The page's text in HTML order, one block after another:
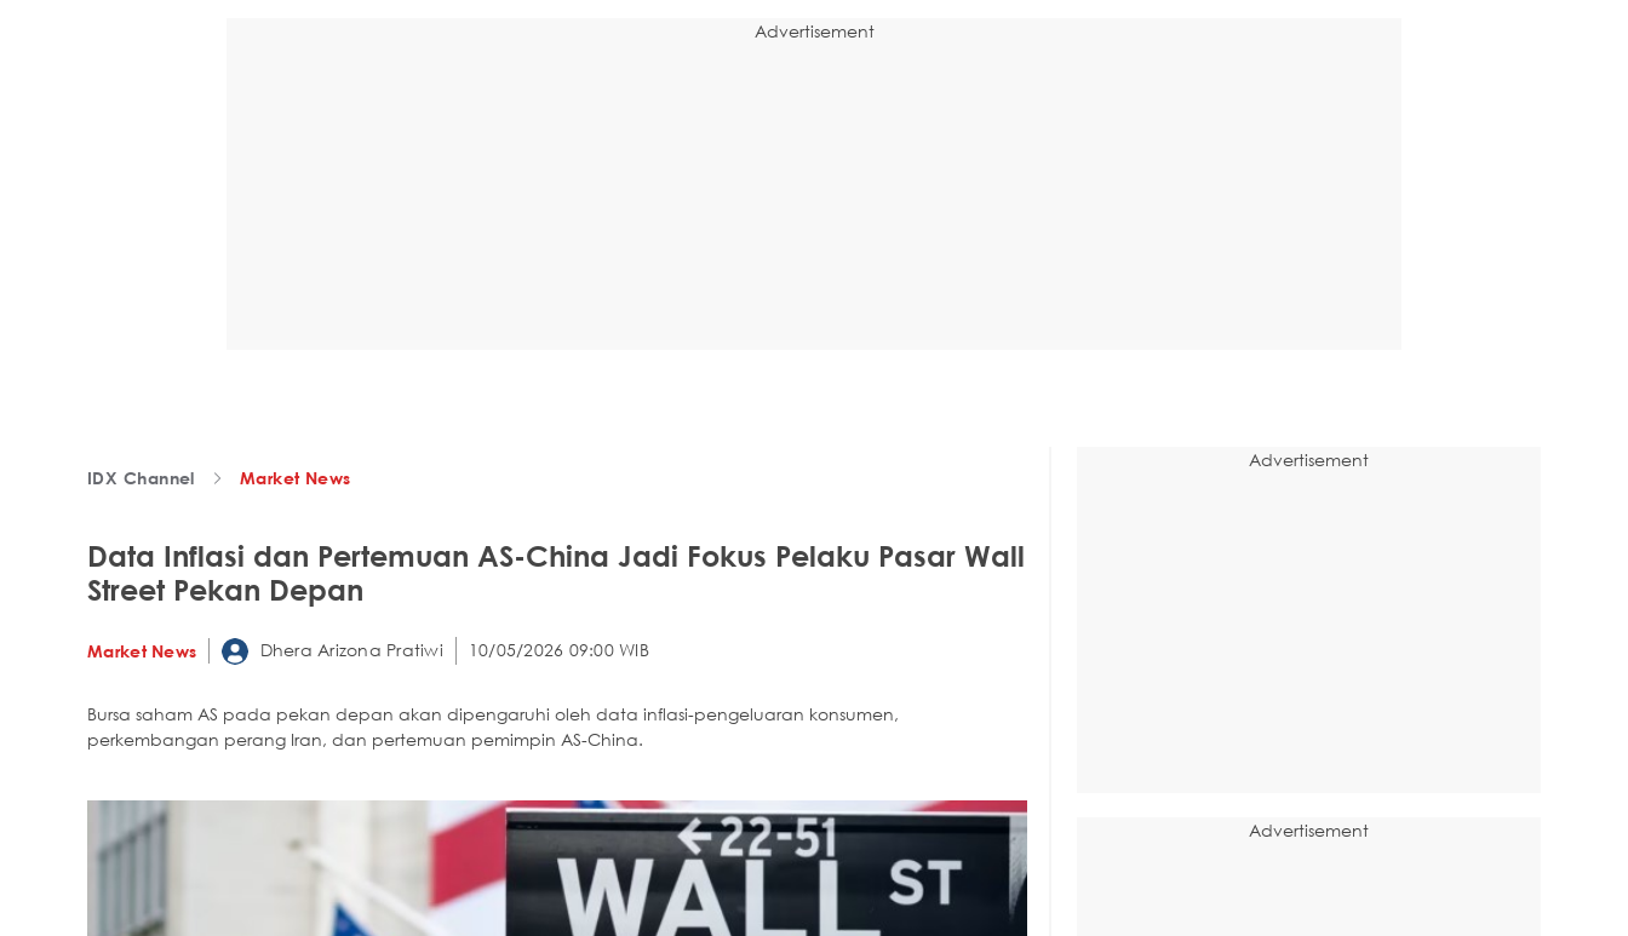
Advertisement
IDX Channel Market News
Data Inflasi dan Pertemuan AS-China Jadi Fokus Pelaku Pasar Wall
Street Pekan Depan
Market News Dhera Arizona Pratiwi 10/05/2026 09:00 WIB
Bursa saham AS pada pekan depan akan dipengaruhi oleh data inflasi-pengeluaran konsumen,
perkembangan perang Iran, dan pertemuan pemimpin AS-China.
Advertisement
Advertisement